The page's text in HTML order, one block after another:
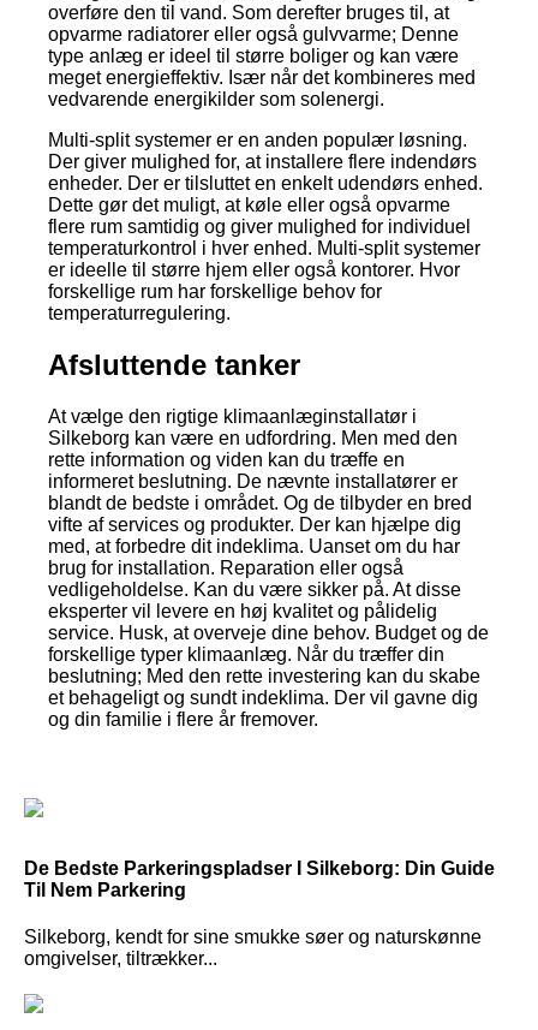
overføre den til vand. Som derefter bruges til, at
opvarme radiatorer eller også gulvvarme; Denne
type anlæg er ideel til større boliger og kan være
meget energieffektiv. Især når det kombineres med
vedvarende energikilder som solenergi.
Multi-split systemer er en anden populær løsning.
Der giver mulighed for, at installere flere indendørs
enheder. Der er tilsluttet en enkelt udendørs enhed.
Dette gør det muligt, at køle eller også opvarme
flere rum samtidig og giver mulighed for individuel
temperaturkontrol i hver enhed. Multi-split systemer
er ideelle til større hjem eller også kontorer. Hvor
forskellige rum har forskellige behov for
temperaturregulering.
Afsluttende tanker
At vælge den rigtige klimaanlæginstallatør i
Silkeborg kan være en udfordring. Men med den
rette information og viden kan du træffe en
informeret beslutning. De nævnte installatører er
blandt de bedste i området. Og de tilbyder en bred
vifte af services og produkter. Der kan hjælpe dig
med, at forbedre dit indeklima. Uanset om du har
brug for installation. Reparation eller også
vedligeholdelse. Kan du være sikker på. At disse
eksperter vil levere en høj kvalitet og pålidelig
service. Husk, at overveje dine behov. Budget og de
forskellige typer klimaanlæg. Når du træffer din
beslutning; Med den rette investering kan du skabe
et behageligt og sundt indeklima. Der vil gavne dig
og din familie i flere år fremover.
De Bedste Parkeringspladser I Silkeborg: Din Guide
Til Nem Parkering
Silkeborg, kendt for sine smukke søer og naturskønne
omgivelser, tiltrækker...